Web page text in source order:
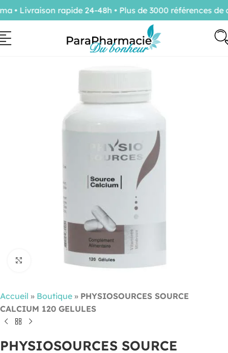
Cliquez pour agrandir
Accueil » Boutique » PHYSIOSOURCES SOURCE
CALCIUM 120 GELULES
PHYSIOSOURCES SOURCE
Livraison rapide 24-48h • Plus de 3000 références de